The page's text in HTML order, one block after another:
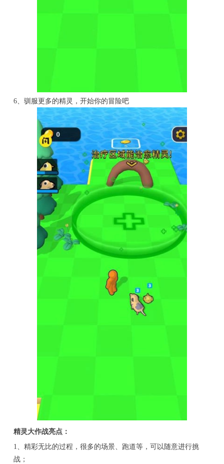
6、驯服更多的精灵，开始你的冒险吧
精灵大作战亮点：
1、精彩无比的过程，很多的场景、跑道等，可以随意进行挑
战；